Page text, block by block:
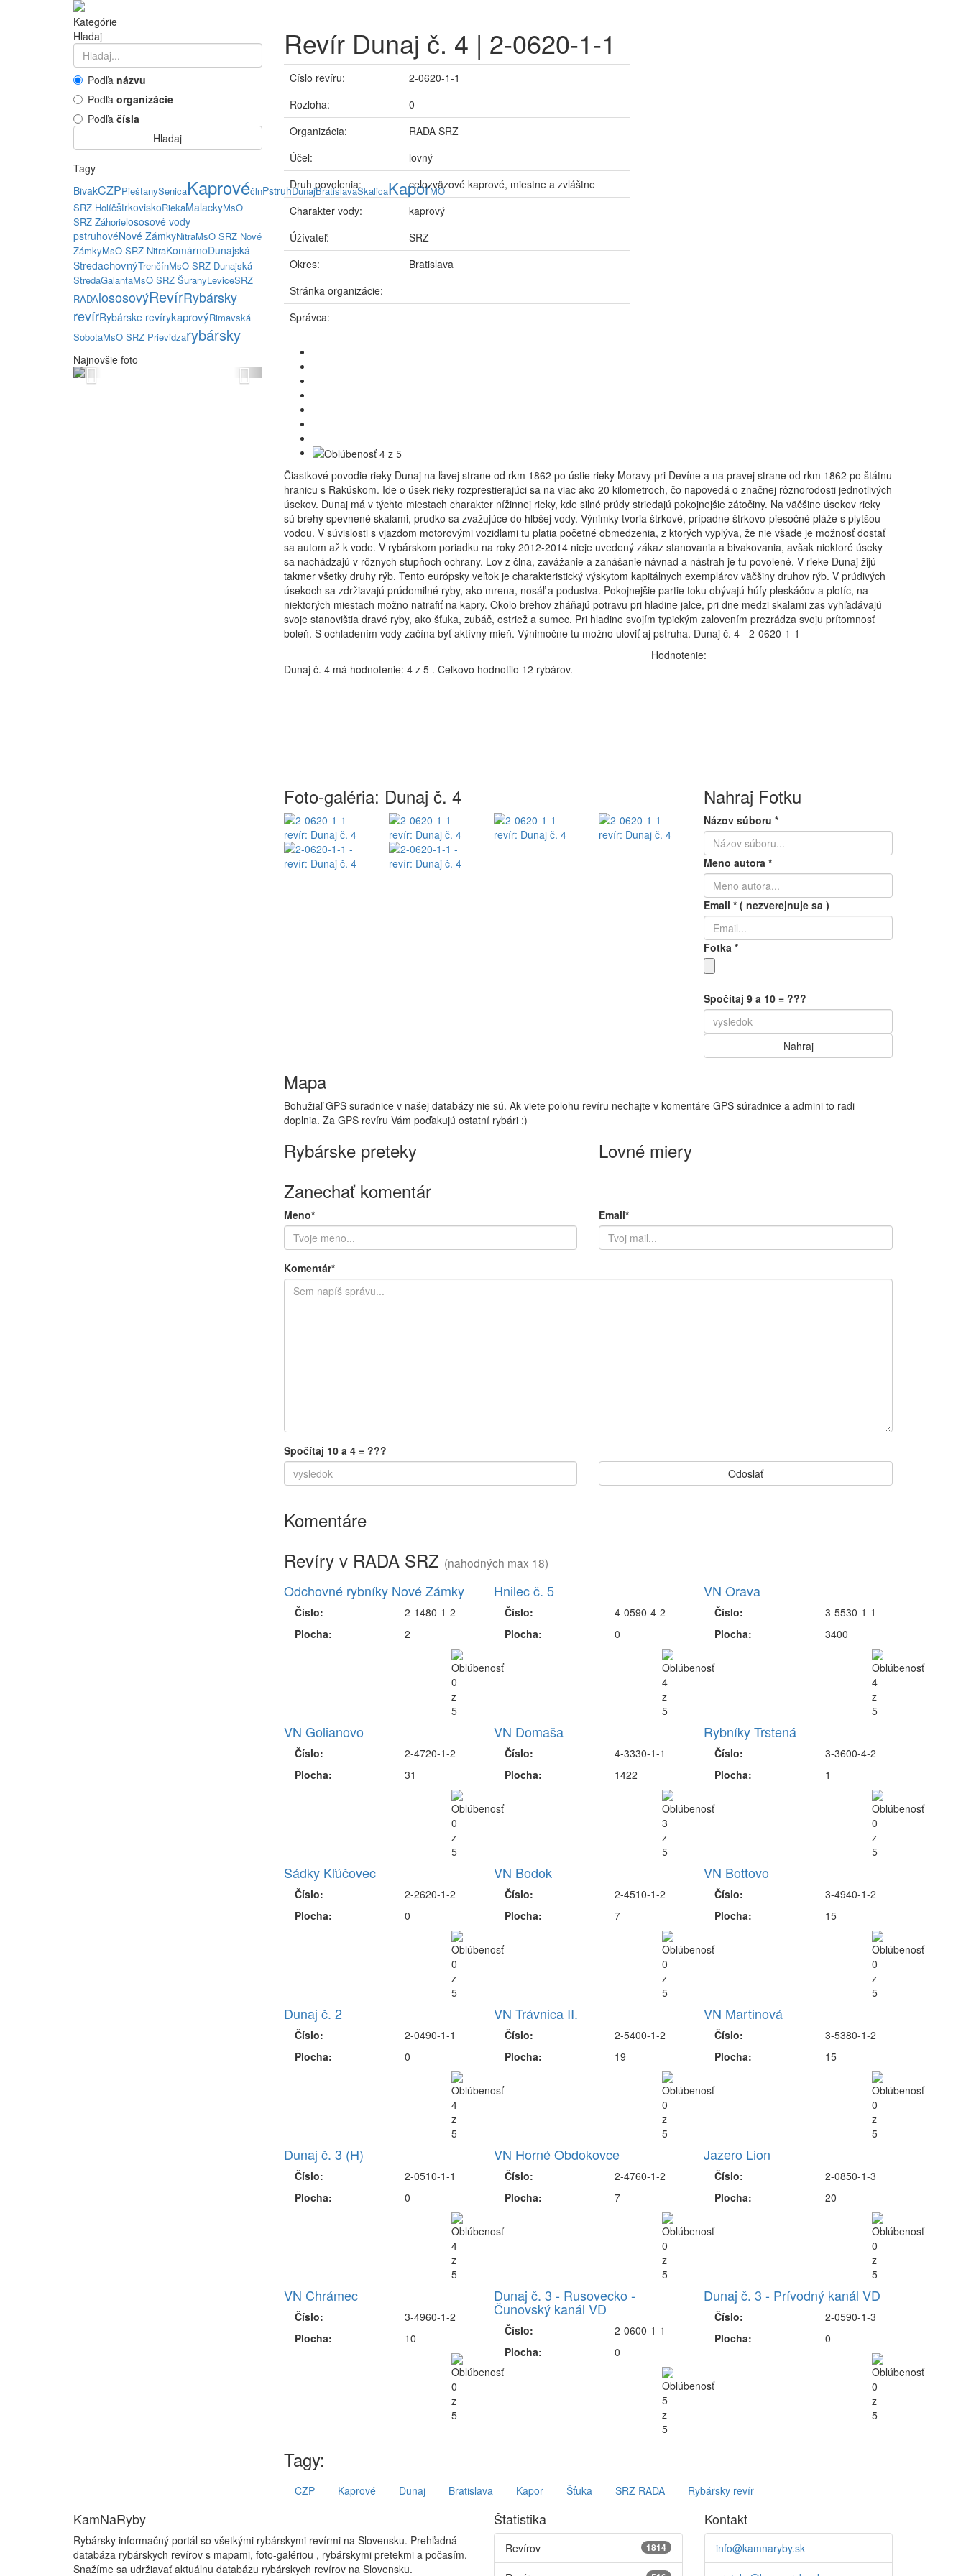
Kategórie
Hladaj
Podľa názvu
Podľa organizácie
Podľa čísla
Hladaj
Tagy
BivakCZPPieštanySenicaKaprovéčlnPstruhDunajBratislavaSkalicaKaporMO
SRZ HolíčštrkoviskoRiekaMalackyMsO
SRZ Záhorielososové vody
pstruhovéNové ZámkyNitraMsO SRZ Nové
ZámkyMsO SRZ NitraKomárnoDunajská
StredachovnýTrenčínMsO SRZ Dunajská
StredaGalantaMsO SRZ ŠuranyLeviceSRZ
RADAlososovýRevírRybársky
revírRybárske revírykaprovýRimavská
SobotaMsO SRZ Prievidzarybársky
Najnovšie foto
Previous Next
Revír Dunaj č. 4 | 2-0620-1-1
Číslo revíru:
2-0620-1-1
Rozloha:
0
Organizácia:
RADA SRZ
Účel:
lovný
Druh povolenia:
celozväzové kaprové, miestne a zvláštne
Charakter vody:
kaprový
Úžívateľ:
SRZ
Okres:
Bratislava
Stránka organizácie:
Správca:
Čiastkové povodie rieky Dunaj na ľavej strane od rkm 1862 po ústie rieky Moravy pri Devíne a na pravej strane od rkm 1862 po štátnu
hranicu s Rakúskom. Ide o úsek rieky rozprestierajúci sa na viac ako 20 kilometroch, čo napovedá o značnej rôznorodosti jednotlivých
úsekov. Dunaj má v týchto miestach charakter nížinnej rieky, kde silné prúdy striedajú pokojnejšie zátočiny. Na väčšine úsekov rieky
sú brehy spevnené skalami, prudko sa zvažujúce do hlbšej vody. Výnimky tvoria štrkové, prípadne štrkovo-piesočné pláže s plytšou
vodou. V súvislosti s vjazdom motorovými vozidlami tu platia početné obmedzenia, z ktorých vyplýva, že nie všade je možnosť dostať
sa autom až k vode. V rybárskom poriadku na roky 2012-2014 nieje uvedený zákaz stanovania a bivakovania, avšak niektoré úseky
sa nachádzajú v rôznych stupňoch ochrany. Lov z člna, zavážanie a zanášanie návnad a nástrah je tu povolené. V rieke Dunaj žijú
takmer všetky druhy rýb. Tento európsky veľtok je charakteristický výskytom kapitálnych exemplárov väčšiny druhov rýb. V prúdivých
úsekoch sa zdržiavajú prúdomilné ryby, ako mrena, nosáľ a podustva. Pokojnejšie partie toku obývajú húfy pleskáčov a plotíc, na
niektorých miestach možno natrafiť na kapry. Okolo brehov zháňajú potravu pri hladine jalce, pri dne medzi skalami zas vyhľadávajú
svoje stanovištia dravé ryby, ako šťuka, zubáč, ostriež a sumec. Pri hladine svojím typickým zalovením prezrádza svoju prítomnosť
boleň. S ochladením vody začína byť aktívny mieň. Výnimočne tu možno uloviť aj pstruha. Dunaj č. 4 - 2-0620-1-1
Dunaj č. 4má hodnotenie: 4z 5. Celkovo hodnotilo 12 rybárov.
Hodnotenie:
Foto-galéria: Dunaj č. 4 Nahraj Fotku
Názov súboru*
Meno autora*
Email* ( nezverejnuje sa )
Fotka*
Spočítaj 9 a 10 = ???
Mapa
Bohužiaľ GPS suradnice v našej databázy nie sú. Ak viete polohu revíru nechajte v komentáre GPS súradnice a admini to radi
doplnia. Za GPS revíru Vám poďakujú ostatní rybári :)
Rybárske preteky
Lovné miery
Zanechať komentár
Meno* Email*
Komentár*
Spočítaj 10 a 4 = ???
Komentáre
Revíry v RADA SRZ (nahodných max 18)
Odchovné rybníky Nové Zámky
Číslo:
Plocha:
2-1480-1-2
2
Hnilec č. 5
Číslo:
Plocha:
4-0590-4-2
0
VN Orava
Číslo:
Plocha:
3-5530-1-1
3400
VN Golianovo
Číslo:
Plocha:
2-4720-1-2
31
VN Domaša
Číslo:
Plocha:
4-3330-1-1
1422
Rybníky Trstená
Číslo:
Plocha:
3-3600-4-2
1
Sádky Kľúčovec
Číslo:
Plocha:
2-2620-1-2
0
VN Bodok
Číslo:
Plocha:
2-4510-1-2
7
VN Bottovo
Číslo:
Plocha:
3-4940-1-2
15
Dunaj č. 2
Číslo:
Plocha:
2-0490-1-1
0
VN Trávnica II.
Číslo:
Plocha:
2-5400-1-2
19
VN Martinová
Číslo:
Plocha:
3-5380-1-2
15
Dunaj č. 3 (H)
Číslo:
Plocha:
2-0510-1-1
0
VN Horné Obdokovce
Číslo:
Plocha:
2-4760-1-2
7
Jazero Lion
Číslo:
Plocha:
2-0850-1-3
20
VN Chrámec
Číslo:
Plocha:
3-4960-1-2
10
Dunaj č. 3 - Rusovecko -
Čunovský kanál VD
Číslo:
Plocha:
2-0600-1-1
0
Dunaj č. 3 - Prívodný kanál VD
Číslo:
Plocha:
2-0590-1-3
0
Tagy:
CZP Kaprové Dunaj Bratislava Kapor Šťuka SRZ RADA Rybársky revír
KamNaRyby
Rybársky informačný portál so všetkými rybárskymi revírmi na Slovensku. Prehľadná
databáza rybárskych revírov s mapami, foto-galériou , rybárskymi pretekmi a počasím.
Snažíme sa udržiavať aktuálnu databázu rybárskych revírov na Slovensku.
Štatistika
1814
Revírov
Kontakt
info@kamnaryby.sk